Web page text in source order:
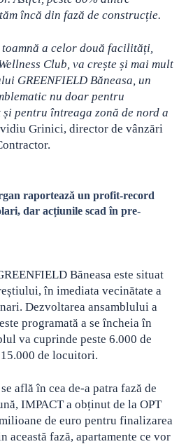
încă din fază de construcție.
a celor două facilități,
Club, va crește și mai mult
GREENFIELD Băneasa, un
nu doar pentru
pentru întreaga zonă de nord a
Grinici, director de vânzări
raportează un profit-record
dar acțiunile scad în pre-
Băneasa este situat
în imediata vecinătate a
Dezvoltarea ansamblului a
programată a se încheia în
va cuprinde peste 6.000 de
de locuitori.
află în cea de-a patra fază de
IMPACT a obținut de la OPT
de euro pentru finalizarea
această fază, apartamente ce vor